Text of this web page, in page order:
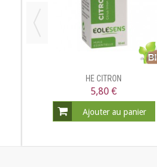
HE CITRON
5,80 €
Ajouter au panier